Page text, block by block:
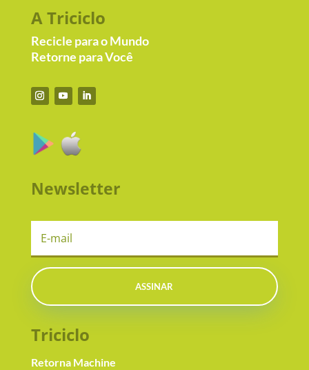
A Triciclo
Recicle para o Mundo
Retorne para Você
Newsletter
ASSINAR
Triciclo
Retorna Machine